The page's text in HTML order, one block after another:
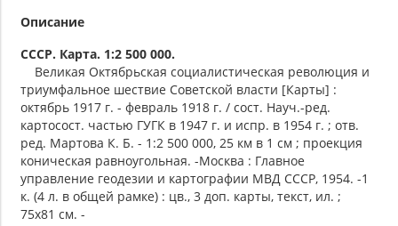
Описание
СССР. Карта. 1:2 500 000.
Великая Октябрьская социалистическая революция и
триумфальное шествие Советской власти [Карты] :
октябрь 1917 г. - февраль 1918 г. / сост. Науч.-ред.
картосост. частью ГУГК в 1947 г. и испр. в 1954 г. ; отв.
ред. Мартова К. Б. - 1:2 500 000, 25 км в 1 см ; проекция
коническая равноугольная. -Москва : Главное
управление геодезии и картографии МВД СССР, 1954. -1
к. (4 л. в общей рамке) : цв., 3 доп. карты, текст, ил. ;
75х81 см. -